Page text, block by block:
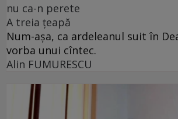
nu ca-n perete
A treia țeapă
Num-așa, ca ardeleanul suit în
vorba unui cîntec.
Alin FUMURESCU